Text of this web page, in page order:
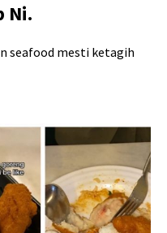
Ni.
seafood mesti ketagih